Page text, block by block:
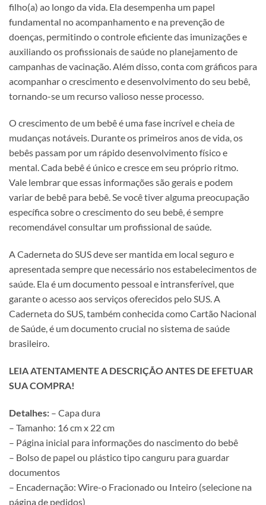
filho(a) ao longo da vida. Ela desempenha um papel
fundamental no acompanhamento e na prevenção de
doenças, permitindo o controle eficiente das imunizações e
auxiliando os profissionais de saúde no planejamento de
campanhas de vacinação. Além disso, conta com gráficos para
acompanhar o crescimento e desenvolvimento do seu bebê,
tornando-se um recurso valioso nesse processo.
O crescimento de um bebê é uma fase incrível e cheia de
mudanças notáveis. Durante os primeiros anos de vida, os
bebês passam por um rápido desenvolvimento físico e
mental. Cada bebê é único e cresce em seu próprio ritmo.
Vale lembrar que essas informações são gerais e podem
variar de bebê para bebê. Se você tiver alguma preocupação
específica sobre o crescimento do seu bebê, é sempre
recomendável consultar um profissional de saúde.
A Caderneta do SUS deve ser mantida em local seguro e
apresentada sempre que necessário nos estabelecimentos de
saúde. Ela é um documento pessoal e intransferível, que
garante o acesso aos serviços oferecidos pelo SUS. A
Caderneta do SUS, também conhecida como Cartão Nacional
de Saúde, é um documento crucial no sistema de saúde
brasileiro.
LEIA ATENTAMENTE A DESCRIÇÃO ANTES DE EFETUAR
SUA COMPRA!
Detalhes: – Capa dura
– Tamanho: 16 cm x 22 cm
– Página inicial para informações do nascimento do bebê
– Bolso de papel ou plástico tipo canguru para guardar
documentos
– Encadernação: Wire-o Fracionado ou Inteiro (selecione na
página de pedidos)